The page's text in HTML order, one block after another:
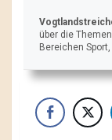
über die
Bereichen